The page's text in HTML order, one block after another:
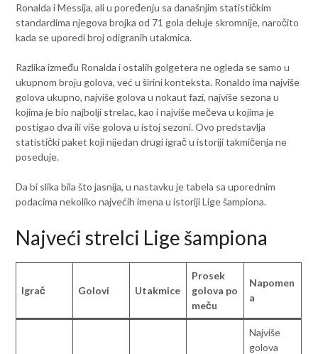
Ronalda i Messija, ali u poređenju sa današnjim statističkim
standardima njegova brojka od 71 gola deluje skromnije, naročito
kada se uporedi broj odigranih utakmica.
Razlika između Ronalda i ostalih golgetera ne ogleda se samo u
ukupnom broju golova, već u širini konteksta. Ronaldo ima najviše
golova ukupno, najviše golova u nokaut fazi, najviše sezona u
kojima je bio najbolji strelac, kao i najviše mečeva u kojima je
postigao dva ili više golova u istoj sezoni. Ovo predstavlja
statistički paket koji nijedan drugi igrač u istoriji takmičenja ne
poseduje.
Da bi slika bila što jasnija, u nastavku je tabela sa uporednim
podacima nekoliko najvećih imena u istoriji Lige šampiona.
Najveći strelci Lige šampiona
Igrač Golovi Utakmice
Prosek
golova po
meču
Napomen
a
Najviše
golova